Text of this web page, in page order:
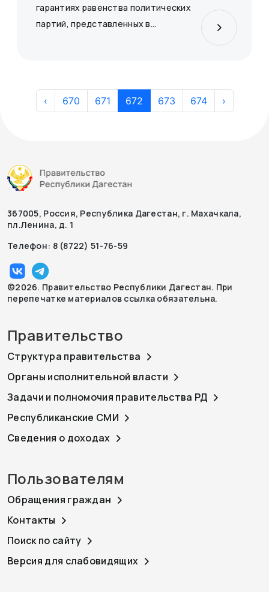
гарантиях равенства политических
партий, представленных в...
‹ 670 671 672 673 674 ›
367005, Россия, Республика Дагестан, г. Махачкала,
пл.Ленина, д. 1
Телефон: 8 (8722) 51-76-59
©2026. Правительство Республики Дагестан. При
перепечатке материалов ссылка обязательна.
Правительство
Структура правительства
Органы исполнительной власти
Задачи и полномочия правительства РД
Республиканские СМИ
Сведения о доходах
Пользователям
Обращения граждан
Контакты
Поиск по сайту
Версия для слабовидящих